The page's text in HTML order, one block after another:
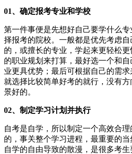
01、确定报考专业和学校
第一件事便是先想好自己要学什么
择报考的院校。一般都是优先考虑
的，或擅长的专业，学起来更轻松
的职业规划来打算，最好选一个和
业更具优势；最后可根据自己的需
就选择比较简单好考的就行，没有
景好的。
02、制定学习计划并执行
自考是自学，所以制定一个高效合
的，事关整个学习进程，最重要的
自学的自由导致的散漫，是很多考